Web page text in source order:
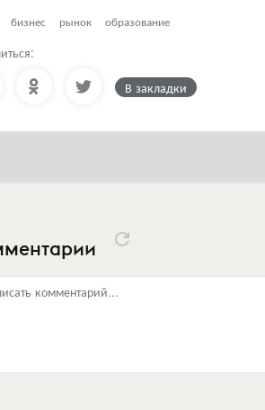
бизнес рынок образование
В закладки
комментарий...